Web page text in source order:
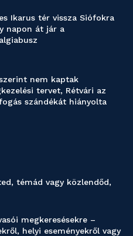
Ikarus tér vissza Siófokra
napon át jár a
nem kaptak
tervet, Rétvári az
szándékát hiányolta
témád vagy közlendőd,
megkeresésekre –
helyi eseményekről vagy